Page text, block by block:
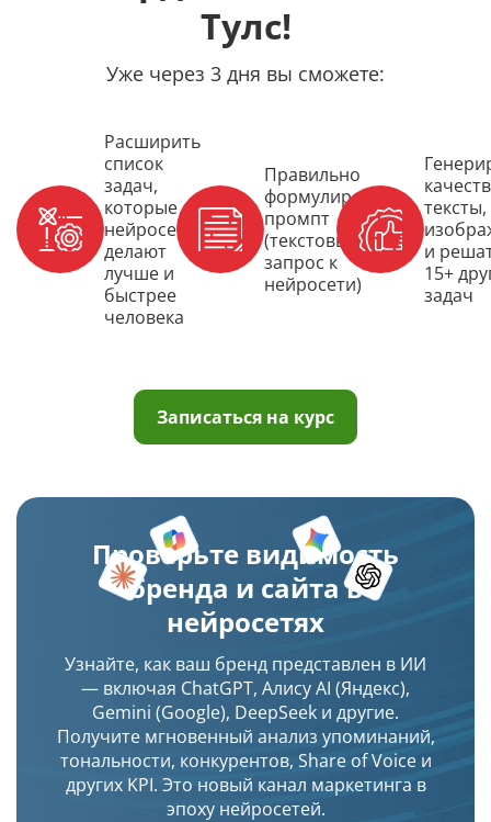
Тулс!
Уже через 3 дня вы сможете:
Расширить
список
задач,
которые
нейросети
делают
лучше и
быстрее
человека
Правильно
формулировать
промпт
(текстовый
запрос к
нейросети)
тексты,
и
15+
задач
Записаться на курс
Проверьте видимость
бренда и сайта в
нейросетях
Узнайте, как ваш бренд представлен в ИИ
— включая ChatGPT, Алису AI (Яндекс),
Gemini (Google), DeepSeek и другие.
Получите мгновенный анализ упоминаний,
тональности, конкурентов, Share of Voice и
других KPI. Это новый канал маркетинга в
эпоху нейросетей.